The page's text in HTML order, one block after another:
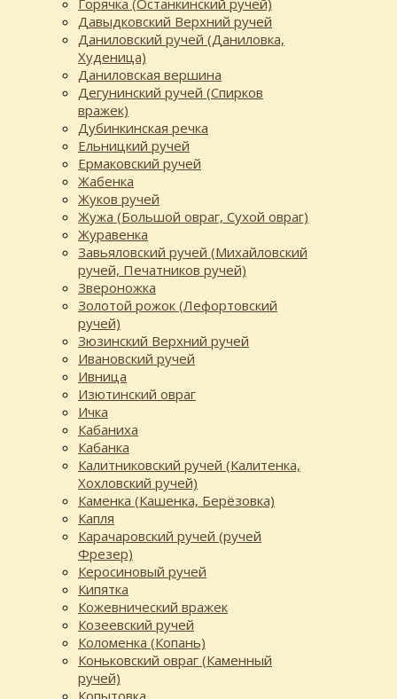
Горячка (Останкинский ручей)
Давыдковский Верхний ручей
Даниловский ручей (Даниловка,
Худеница)
Даниловская вершина
Дегунинский ручей (Спирков
вражек)
Дубинкинская речка
Ельницкий ручей
Ермаковский ручей
Жабенка
Жуков ручей
Жужа (Большой овраг, Сухой овраг)
Журавенка
Завьяловский ручей (Михайловский
ручей, Печатников ручей)
Звероножка
Золотой рожок (Лефортовский
ручей)
Зюзинский Верхний ручей
Ивановский ручей
Ивница
Изютинский овраг
Ичка
Кабаниха
Кабанка
Калитниковский ручей (Калитенка,
Хохловский ручей)
Каменка (Кашенка, Берёзовка)
Капля
Карачаровский ручей (ручей
Фрезер)
Керосиновый ручей
Кипятка
Кожевнический вражек
Козеевский ручей
Коломенка (Копань)
Коньковский овраг (Каменный
ручей)